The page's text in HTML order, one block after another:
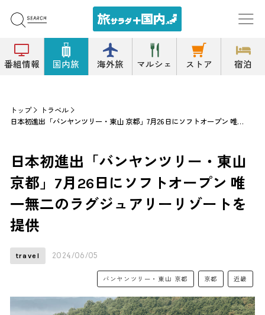
番組情報 国内旅 海外旅 マルシェ ストア 宿泊
トップ
トラベル
日本初進出「バンヤンツリー・東山 京都」7月26日にソフトオープン 唯一無二のラグジュアリーリゾートを提供
日本初進出「バンヤンツリー・東山
京都」7月26日にソフトオープン 唯
一無二のラグジュアリーリゾートを
提供
travel 2024/06/05
バンヤンツリー・東山 京都 京都 近畿